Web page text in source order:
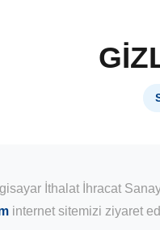
İthalat İhracat
internet sitemizi ziyaret